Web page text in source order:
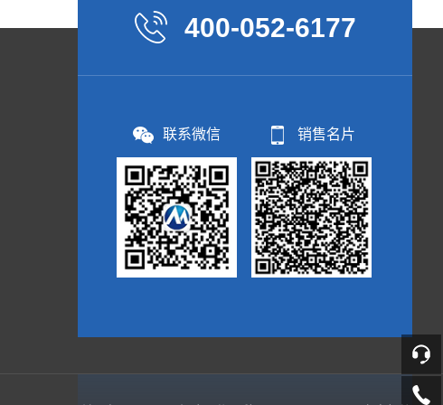
400-052-6177
联系微信 销售名片